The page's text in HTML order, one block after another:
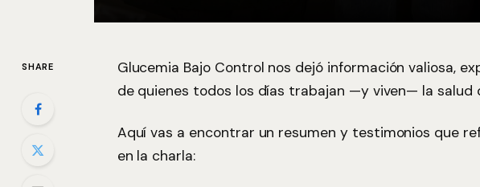
SHARE
Glucemia Bajo Control nos dejó información valiosa,
de quienes todos los días trabajan —y viven— la salud
Aquí vas a encontrar un resumen y testimonios que
en la charla: